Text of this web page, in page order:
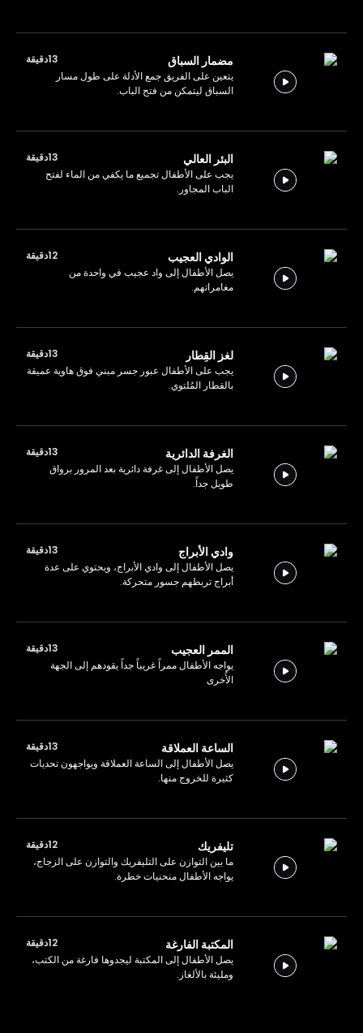
مضمار السباق
13دقيقة
يتعين على الفريق جمع الأدلة على طول مسار
السباق ليتمكن من فتح الباب.
البئر العالي
13دقيقة
يجب على الأطفال تجميع ما يكفي من الماء لفتح
الباب المجاور.
الوادي العجيب
12دقيقة
يصل الأطفال إلى واد عجيب في واحدة من
مغامراتهم.
لغز القِطار
13دقيقة
يجب على الأطفال عبور جسر مبني فوق هاوية عميقة
بالقطار المُلتوي.
الغرفة الدائرية
13دقيقة
يصل الأطفال إلى غرفة دائرية بعد المرور برواق
طويل جداً.
وادي الأبراج
13دقيقة
يصل الأطفال إلى وادي الأبراج، ويحتوي على عدة
أبراج تربطهم جسور متحركة.
الممر العجيب
13دقيقة
يواجه الأطفال ممراً غريباً جداً يقودهم إلى الجهة
الأُخرى
الساعة العملاقة
13دقيقة
يصل الأطفال إلى الساعة العملاقة ويواجهون تحديات
كثيرة للخروج منها.
تليفريك
12دقيقة
ما بين التوازن على التليفريك والتوازن على الزجاج،
يواجه الأطفال منحنيات خطرة.
المكتبة الفارغة
12دقيقة
يصل الأطفال إلى المكتبة ليجدوها فارغة من الكتب،
ومليئة بالألغاز.